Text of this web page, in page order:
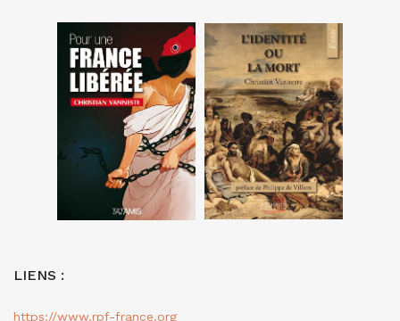
LIENS :
https://www.rpf-france.org